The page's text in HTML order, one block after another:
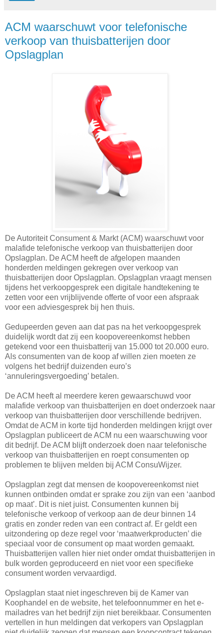
ACM waarschuwt voor telefonische
verkoop van thuisbatterijen door
Opslagplan
De Autoriteit Consument & Markt (ACM) waarschuwt voor
malafide telefonische verkoop van thuisbatterijen door
Opslagplan. De ACM heeft de afgelopen maanden
honderden meldingen gekregen over verkoop van
thuisbatterijen door Opslagplan. Opslagplan vraagt mensen
tijdens het verkoopgesprek een digitale handtekening te
zetten voor een vrijblijvende offerte of voor een afspraak
voor een adviesgesprek bij hen thuis.
Gedupeerden geven aan dat pas na het verkoopgesprek
duidelijk wordt dat zij een koopovereenkomst hebben
getekend voor een thuisbatterij van 15.000 tot 20.000 euro.
Als consumenten van de koop af willen zien moeten ze
volgens het bedrijf duizenden euro’s
‘annuleringsvergoeding’ betalen.
De ACM heeft al meerdere keren gewaarschuwd voor
malafide verkoop van thuisbatterijen en doet onderzoek naar
verkoop van thuisbatterijen door verschillende bedrijven.
Omdat de ACM in korte tijd honderden meldingen krijgt over
Opslagplan publiceert de ACM nu een waarschuwing voor
dit bedrijf. De ACM blijft onderzoek doen naar telefonische
verkoop van thuisbatterijen en roept consumenten op
problemen te blijven melden bij ACM ConsuWijzer.
Opslagplan zegt dat mensen de koopovereenkomst niet
kunnen ontbinden omdat er sprake zou zijn van een ‘aanbod
op maat’. Dit is niet juist. Consumenten kunnen bij
telefonische verkoop of verkoop aan de deur binnen 14
gratis en zonder reden van een contract af. Er geldt een
uitzondering op deze regel voor ‘maatwerkproducten’ die
speciaal voor de consument op maat worden gemaakt.
Thuisbatterijen vallen hier niet onder omdat thuisbatterijen in
bulk worden geproduceerd en niet voor een specifieke
consument worden vervaardigd.
Opslagplan staat niet ingeschreven bij de Kamer van
Koophandel en de website, het telefoonnummer en het e-
mailadres van het bedrijf zijn niet bereikbaar. Consumenten
vertellen in hun meldingen dat verkopers van Opslagplan